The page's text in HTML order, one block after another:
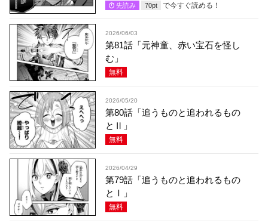
先読み 70pt で今すぐ読める！
2026/06/03
第81話「元神童、赤い宝石を怪し
む」
無料
2026/05/20
第80話「追うものと追われるもの
とⅡ」
無料
2026/04/29
第79話「追うものと追われるもの
とⅠ」
無料